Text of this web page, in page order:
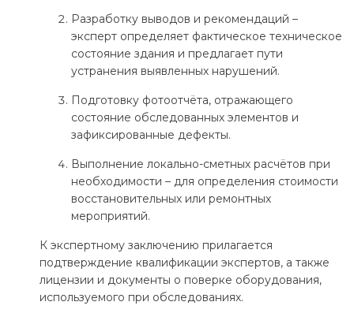
Разработку выводов и рекомендаций –
эксперт определяет фактическое техническое
состояние здания и предлагает пути
устранения выявленных нарушений.
Подготовку фотоотчёта, отражающего
состояние обследованных элементов и
зафиксированные дефекты.
Выполнение локально-сметных расчётов при
необходимости – для определения стоимости
восстановительных или ремонтных
мероприятий.
К экспертному заключению прилагается
подтверждение квалификации экспертов, а также
лицензии и документы о поверке оборудования,
используемого при обследованиях.